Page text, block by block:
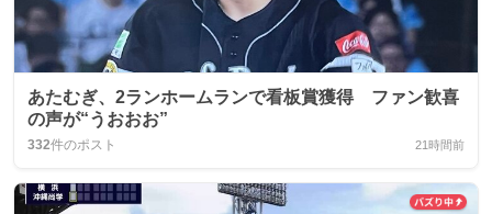
あたむぎ、2ランホームランで看板賞獲得 ファン歓喜
の声が“うおおお”
332件のポスト 21時間前